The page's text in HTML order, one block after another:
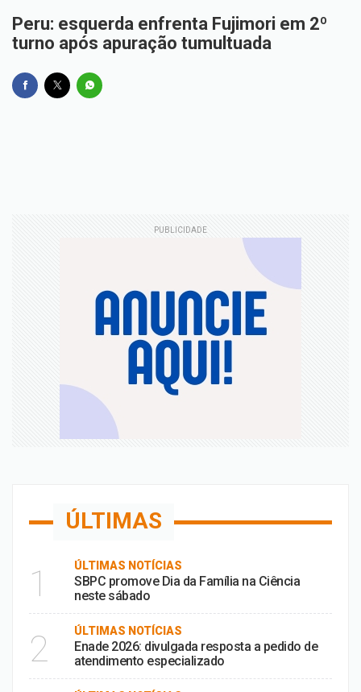
Peru: esquerda enfrenta Fujimori em 2º
turno após apuração tumultuada
PUBLICIDADE
ÚLTIMAS
1 ÚLTIMAS NOTÍCIAS
SBPC promove Dia da Família na Ciência
neste sábado
2 ÚLTIMAS NOTÍCIAS
Enade 2026: divulgada resposta a pedido de
atendimento especializado